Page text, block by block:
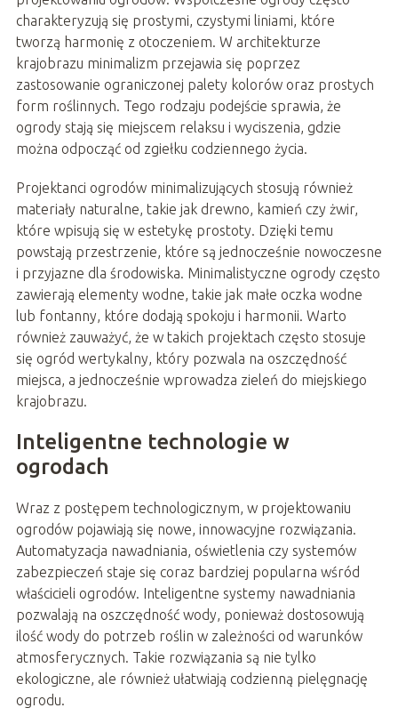
charakteryzują się prostymi, czystymi liniami, które
tworzą harmonię z otoczeniem. W architekturze
krajobrazu minimalizm przejawia się poprzez
zastosowanie ograniczonej palety kolorów oraz prostych
form roślinnych. Tego rodzaju podejście sprawia, że
ogrody stają się miejscem relaksu i wyciszenia, gdzie
można odpocząć od zgiełku codziennego życia.
Projektanci ogrodów minimalizujących stosują również
materiały naturalne, takie jak drewno, kamień czy żwir,
które wpisują się w estetykę prostoty. Dzięki temu
powstają przestrzenie, które są jednocześnie nowoczesne
i przyjazne dla środowiska. Minimalistyczne ogrody często
zawierają elementy wodne, takie jak małe oczka wodne
lub fontanny, które dodają spokoju i harmonii. Warto
również zauważyć, że w takich projektach często stosuje
się ogród wertykalny, który pozwala na oszczędność
miejsca, a jednocześnie wprowadza zieleń do miejskiego
krajobrazu.
Inteligentne technologie w
ogrodach
Wraz z postępem technologicznym, w projektowaniu
ogrodów pojawiają się nowe, innowacyjne rozwiązania.
Automatyzacja nawadniania, oświetlenia czy systemów
zabezpieczeń staje się coraz bardziej popularna wśród
właścicieli ogrodów. Inteligentne systemy nawadniania
pozwalają na oszczędność wody, ponieważ dostosowują
ilość wody do potrzeb roślin w zależności od warunków
atmosferycznych. Takie rozwiązania są nie tylko
ekologiczne, ale również ułatwiają codzienną pielęgnację
ogrodu.